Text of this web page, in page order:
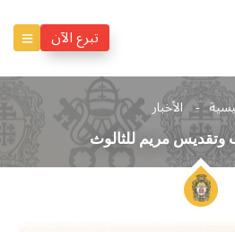
تبرع الآن
الأخبار
مريم للثالوث